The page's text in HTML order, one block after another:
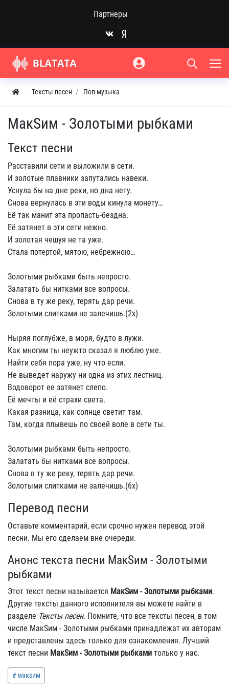
Партнеры
Тексты песен Поп-музыка
МакSим - Золотыми рыбками
Текст песни
Расставили сети и выложили в сети.
И золотые плавники запутались навеки.
Уснула бы на дне реки, но дна нету.
Снова вернулась в эти воды кинула монету…
Её так манит эта пропасть-бездна.
Её затянет в эти сети нежно.
И золотая чешуя не та уже.
Стала потертой, мятою, небрежною…
Золотыми рыбками быть непросто.
Залатать бы нитками все вопросы.
Снова в ту же реку, терять дар речи.
Золотыми слитками не залечишь.(2х)
Ныряя поглубже, в моря, будто в лужи.
Как многим ты неужто сказал я люблю уже.
Найти себя пора уже, ну что если.
Не выведет наружу ни одна из этих лестниц.
Водоворот ее затянет слепо.
Её мечты и её страхи света.
Какая разница, как солнце светит там.
Там, когда плывешь по своей воле в сети ты.
Золотыми рыбками быть непросто.
Залатать бы нитками все вопросы.
Снова в ту же реку, терять дар речи.
Золотыми слитками не залечишь.(6х)
Перевод песни
Оставьте комментарий, если срочно нужен перевод этой
песни. Мы его сделаем вне очереди.
Анонс текста песни МакSим - Золотыми
рыбками
Этот текст песни называется МакSим - Золотыми рыбками.
Другие тексты данного исполнителя вы можете найти в
разделе Тексты песен. Помните, что все тексты песен, в том
числе МакSим - Золотыми рыбками принадлежат их авторам
и представлены здесь только для ознакомления. Лучший
текст песни МакSим - Золотыми рыбками только у нас.
макsим